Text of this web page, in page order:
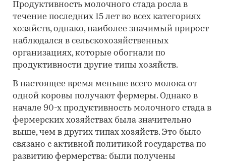
Продуктивность молочного стада росла в
течение последних 15 лет во всех категориях
хозяйств, однако, наиболее значимый прирост
наблюдался в сельскохозяйственных
организациях, которые обогнали по
продуктивности другие типы хозяйств.
В настоящее время меньше всего молока от
одной коровы получают фермеры. Однако в
начале 90-х продуктивность молочного стада в
фермерских хозяйствах была значительно
выше, чем в других типах хозяйств. Это было
связано с активной политикой государства по
развитию фермерства: были получены